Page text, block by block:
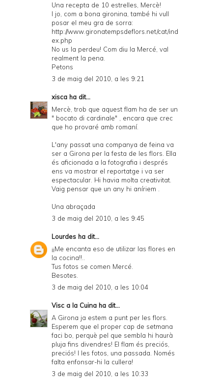
Una recepta de 10 estrelles, Mercè!
I jo, com a bona gironina, també hi vull
posar el meu gra de sorra:
http://www.gironatempsdeflors.net/cat/ind
ex.php
No us la perdeu! Com diu la Mercé, val
realment la pena.
Petons
3 de maig del 2010, a les 9:21
xisca ha dit...
Mercè, trob que aquest flam ha de ser un
" bocato di cardinale" , encara que crec
que ho provaré amb romaní.
L'any passat una companya de feina va
ser a Girona per la festa de les flors. Ella
és aficionada a la fotografia i després
ens va mostrar el reportatge i va ser
espectacular. Hi havia molta creativitat.
Vaig pensar que un any hi aníriem .
Una abraçada
3 de maig del 2010, a les 9:45
Lourdes ha dit...
¡¡Me encanta eso de utilizar las flores en
la cocina!!..
Tus fotos se comen Mercé.
Besotes.
3 de maig del 2010, a les 10:04
Visc a la Cuina ha dit...
A Girona ja estem a punt per les flors.
Esperem que el proper cap de setmana
faci bo, perquè pel que sembla hi haurà
pluja fins divendres! El flam és preciós,
preciós! I les fotos, una passada. Només
falta enfonsar-hi la cullera!
3 de maig del 2010, a les 10:33